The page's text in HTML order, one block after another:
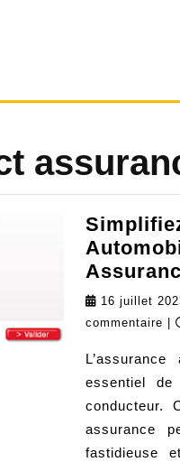
16 juillet
commentaire
essentiel
conducteur.
assurance
fastidieuse